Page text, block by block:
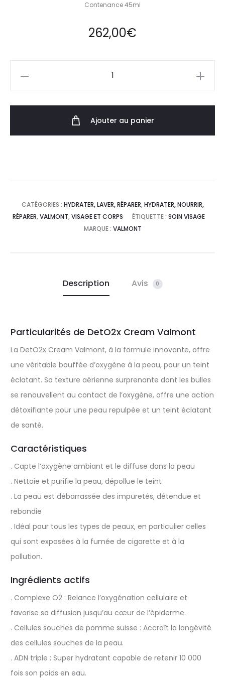
Contenance 45ml
262,00€
Ajouter au panier
CATÉGORIES : HYDRATER, LAVER, RÉPARER, HYDRATER, NOURRIR,
RÉPARER, VALMONT, VISAGE ET CORPS ÉTIQUETTE : SOIN VISAGE
MARQUE : VALMONT
Description Avis 0
Particularités de DetO2x Cream Valmont
La DetO2x Cream Valmont, à la formule innovante, offre
une véritable bouffée d’oxygène à la peau, pour un teint
éclatant. Sa texture aérienne surprenante dont les bulles
se renouvellent au contact de l’oxygène, offre une action
détoxifiante pour une peau repulpée et un teint éclatant
de santé.
Caractéristiques
. Capte l’oxygène ambiant et le diffuse dans la peau
. Nettoie et purifie la peau, dépollue le teint
. La peau est débarrassée des impuretés, détendue et
rebondie
. Idéal pour tous les types de peaux, en particulier celles
qui sont exposées à la fumée de cigarette et à la
pollution.
Ingrédients actifs
. Complexe O2 : Relance l’oxygénation cellulaire et
favorise sa diffusion jusqu’au cœur de l’épiderme.
. Cellules souches de pomme suisse : Accroît la longévité
des cellules souches de la peau.
. ADN triple : Super hydratant capable de retenir 10 000
fois son poids en eau.